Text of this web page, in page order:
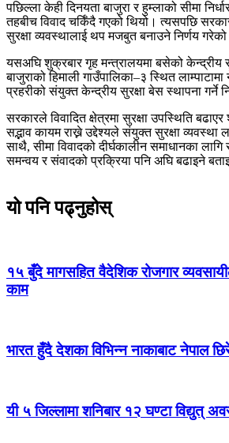
पछिल्ला केही दिनयता बाजुरा र हुम्लाको सीमा
तहबीच विवाद चर्किँदै गएको थियो। त्यसपछि
सुरक्षा व्यवस्थालाई थप मजबुत बनाउने निर्णय गरेको
यसअघि शुक्रबार गृह मन्त्रालयमा बसेको केन्द्रीय
बाजुराको हिमाली गाउँपालिका–३ स्थित
प्रहरीको संयुक्त केन्द्रीय सुरक्षा बेस स्थापना गर्ने
सरकारले विवादित क्षेत्रमा सुरक्षा उपस्थिति बढाएर
सद्भाव कायम राख्ने उद्देश्यले संयुक्त सुरक्षा व्यवस्था
साथै, सीमा विवादको दीर्घकालीन समाधानका लागि
समन्वय र संवादको प्रक्रिया पनि अघि बढाइने
यो पनि पढ्नुहोस्
१५ बुँदे मागसहित वैदेशिक रोजगार
काम
भारत हुँदै देशका विभिन्न नाकाबाट नेपाल
यी ५ जिल्लामा शनिबार १२ घण्टा विद्युत्